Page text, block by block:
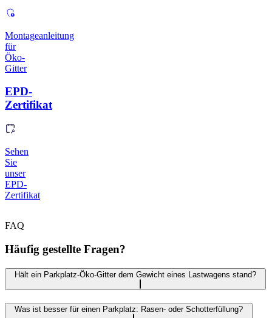
Montageanleitung
für
Öko-
Gitter
EPD-
Zertifikat
Sehen
Sie
unser
EPD-
Zertifikat
FAQ
Häufig gestellte Fragen?
Was ist besser für einen Parkplatz: Rasen- oder Schotterfüllung?